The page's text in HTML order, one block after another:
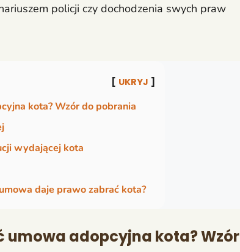
policji czy dochodzenia swych praw
UKRYJ
kota? Wzór do pobrania
wydającej kota
daje prawo zabrać kota?
adopcyjna kota? Wzór